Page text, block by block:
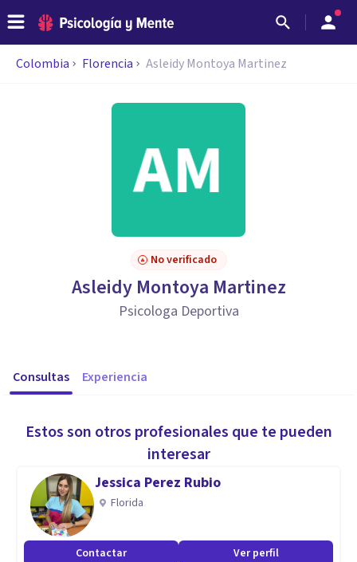
Colombia Florencia Asleidy Montoya Martinez
No verificado
Asleidy Montoya Martinez
Psicologa Deportiva
Consultas Experiencia
Estos son otros profesionales que te pueden
interesar
Jessica Perez Rubio
Florida
Contactar Ver perfil